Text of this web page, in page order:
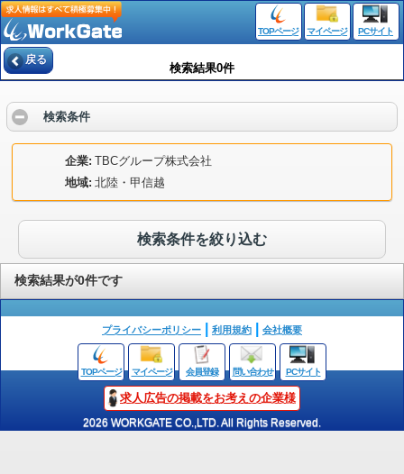
TOPページ マイページ PCサイト
戻る
検索結果0件
検索条件
企業 TBCグループ株式会社
地域 北陸・甲信越
検索条件を絞り込む
検索結果が0件です
プライバシーポリシー 利用規約 会社概要
TOPページ マイページ 会員登録 問い合わせ PCサイト
求人広告の掲載をお考えの企業様
2026 WORKGATE CO.,LTD. All Rights Reserved.